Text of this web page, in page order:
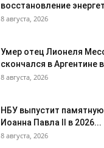
восстановление
8 августа, 2026
Умер отец Лионеля
скончался в Аргентине
8 августа, 2026
НБУ выпустит
Иоанна Павла II в 2026...
8 августа, 2026